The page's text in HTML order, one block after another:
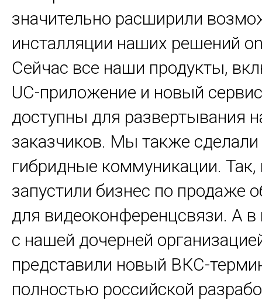
значительно расширили
инсталляции наших решений
Сейчас все наши продукты,
UC-приложение и новый
доступны для развертывания
заказчиков. Мы также сделали
гибридные коммуникации.
запустили бизнес по продаже
для видеоконференцсвязи. А
с нашей дочерней
представили новый ВКС-
полностью российской